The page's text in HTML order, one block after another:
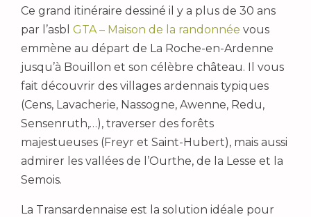
Ce grand itinéraire dessiné il y a plus de 30 ans
par l’asbl GTA – Maison de la randonnée vous
emmène au départ de La Roche-en-Ardenne
jusqu’à Bouillon et son célèbre château. Il vous
fait découvrir des villages ardennais typiques
(Cens, Lavacherie, Nassogne, Awenne, Redu,
Sensenruth,…), traverser des forêts
majestueuses (Freyr et Saint-Hubert), mais aussi
admirer les vallées de l’Ourthe, de la Lesse et la
Semois.
La Transardennaise est la solution idéale pour